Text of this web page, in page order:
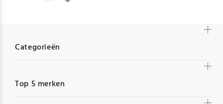
Categorieën
Top 5 merken